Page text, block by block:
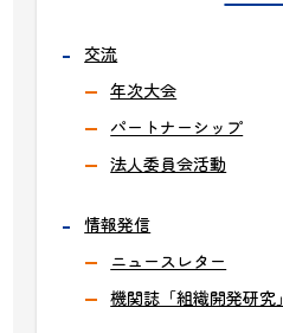
交流
年次大会
パートナーシップ
法人委員会活動
情報発信
ニュースレター
機関誌「組織開発研究」